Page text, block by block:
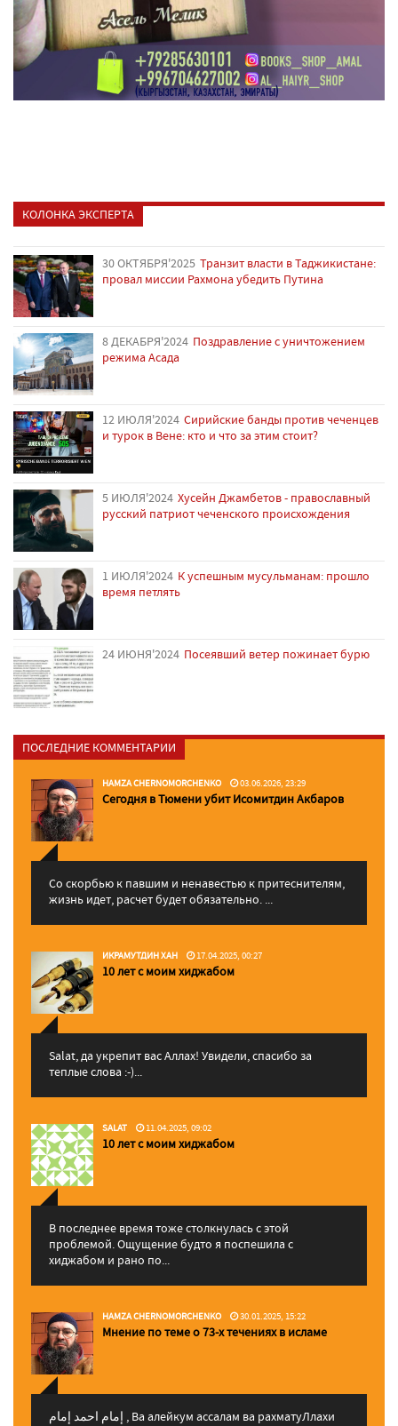
КОЛОНКА ЭКСПЕРТА
30 ОКТЯБРЯ'2025 Транзит власти в Таджикистане:
провал миссии Рахмона убедить Путина
8 ДЕКАБРЯ'2024 Поздравление с уничтожением
режима Асада
12 ИЮЛЯ'2024 Сирийские банды против чеченцев
и турок в Вене: кто и что за этим стоит?
5 ИЮЛЯ'2024 Хусейн Джамбетов - православный
русский патриот чеченского происхождения
1 ИЮЛЯ'2024 К успешным мусульманам: прошло
время петлять
24 ИЮНЯ'2024 Посеявший ветер пожинает бурю
ПОСЛЕДНИЕ КОММЕНТАРИИ
HAMZA CHERNOMORCHENKO 03.06.2026, 23:29
Сегодня в Тюмени убит Исомитдин Акбаров
Со скорбью к павшим и ненавестью к притеснителям,
жизнь идет, расчет будет обязательно. ...
ИКРАМУТДИН ХАН 17.04.2025, 00:27
10 лет с моим хиджабом
Salat, да укрепит вас Аллаx! Увидели, спасибо за
теплые слова :-)...
SALAT 11.04.2025, 09:02
10 лет с моим хиджабом
В последнее время тоже столкнулась с этой
проблемой. Ощущение будто я поспешила с
хиджабом и рано по...
HAMZA CHERNOMORCHENKO 30.01.2025, 15:22
Мнение по теме о 73-х течениях в исламе
إمام احمد إمام , Ва алейкум ассалам ва рахматуЛлахи